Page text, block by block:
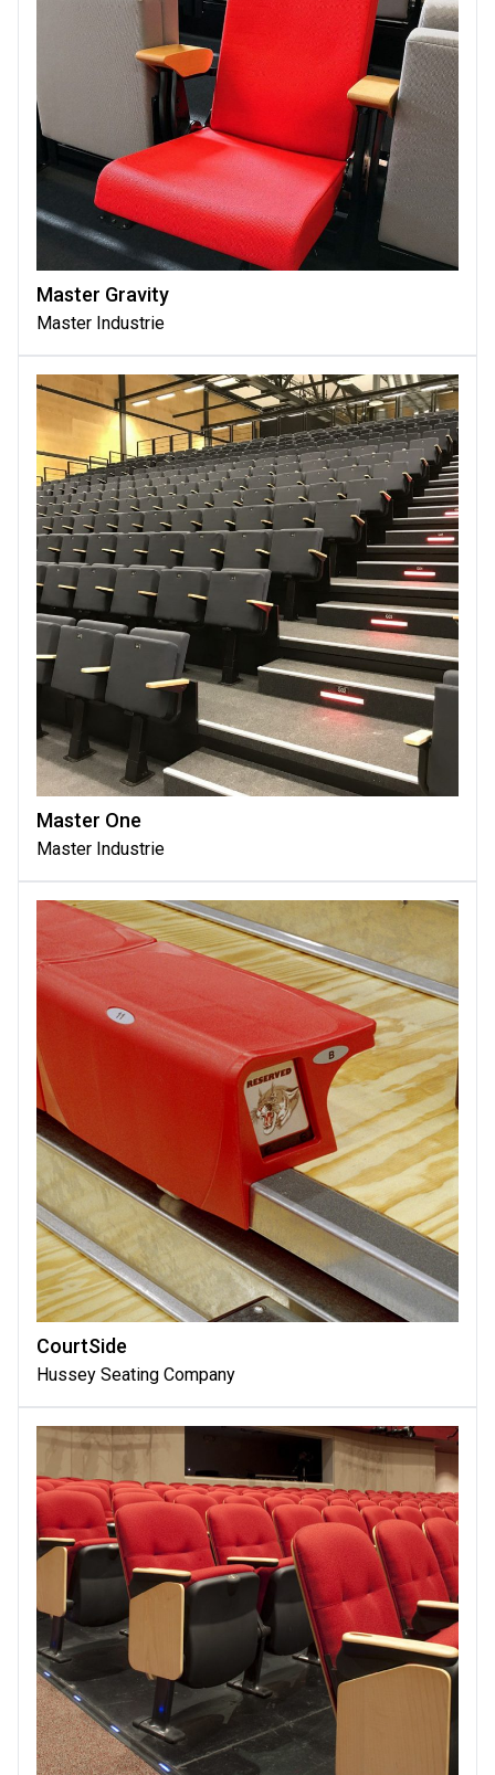
Master Gravity
Master Industrie
Master One
Master Industrie
CourtSide
Hussey Seating Company